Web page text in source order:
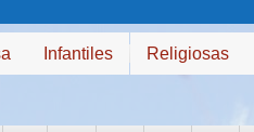
Infantiles Religiosas